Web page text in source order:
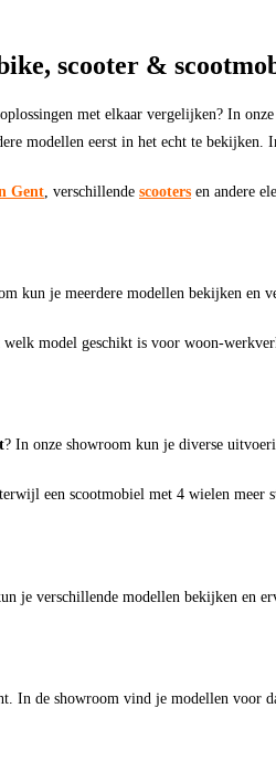
scooter &
met elkaar vergelijken? In
modellen eerst in het echt te
Gent , verschillende scooters en andere
kun je meerdere modellen bekijken en
model geschikt is voor woon-
? In onze showroom kun je diverse
een scootmobiel met 4 wielen
je verschillende modellen bekijken en
In de showroom vind je modellen voor